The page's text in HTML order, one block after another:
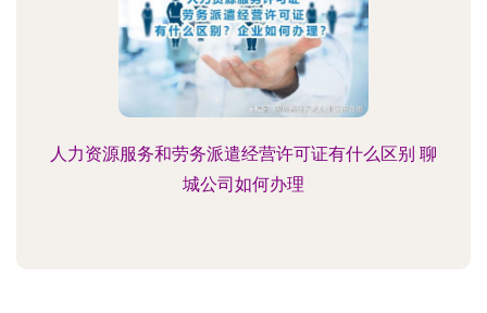
人力资源服务和劳务派遣经营许可证有什么区别 聊
城公司如何办理